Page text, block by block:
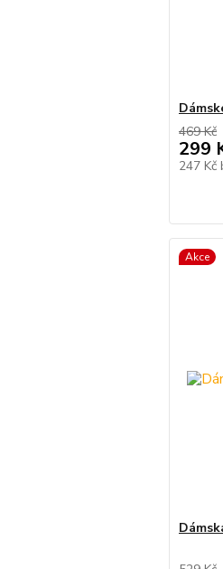
469 Kč
299
247 Kč
Akce